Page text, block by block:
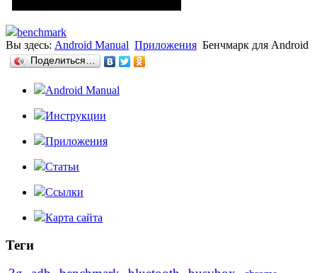
benchmark
Вы здесь: Android Manual Приложения Бенчмарк для Android
Поделиться…
Android Manual
Инструкции
Приложения
Статьи
Ссылки
Карта сайта
Теги